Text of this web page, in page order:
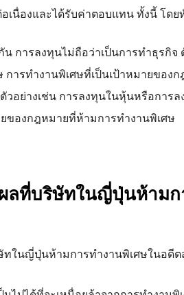
เนื่องและได้รับค่าตอบแทน ทั้งนี้ โด
น การลงทุนไม่ถือว่าเป็นการทำธุรกิ
การทำงานพิเศษที่เป็นเป้าหมายขอ
วอย่างเช่น การลงทุนในหุ้นหรือการ
ยของกฎหมายที่ห้ามการทำงานพิเศษ
ลที่บริษัทในญี่ปุ่นห้ามก
ทในญี่ปุ่นห้ามการทำงานพิเศษในอดี